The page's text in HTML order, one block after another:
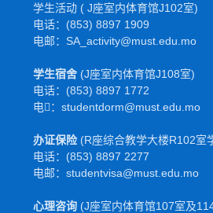
学生活动 ( J座室内体育馆J102室)
电话：(853) 8897 1909
电邮：SA_activity@must.edu.mo
学生宿舍 (J座室内体育馆J108室)
电话：(853) 8897 1772
电𫑘：studentdorm@must.edu.mo
办证保险(R座综合教学大楼R102室
电话：(853) 8897 2277
电邮：studentvisa@must.edu.mo
心理咨询 (J座室内体育馆107室及